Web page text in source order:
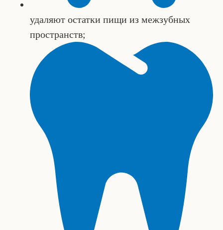
удаляют остатки пищи из межзубных
пространств;